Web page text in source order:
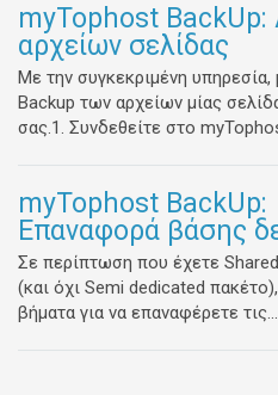
myTophost
αρχείων σελίδας
Με την συγκεκριμένη
Backup των αρχείων μίας
σας.1. Συνδεθείτε στο
myTophost BackUp:
Επαναφορά βάσης
Σε περίπτωση που έχετε
(και όχι Semi dedicated
βήματα για να επαναφέρετε τις...